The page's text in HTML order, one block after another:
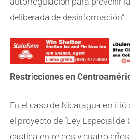
deliberada de desinformación”.
Restricciones en
En el caso de Nicaragua
el proyecto de “Ley Especial de
castiga entre dos y cuatro